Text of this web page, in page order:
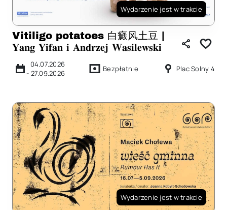
Wydarzenie jest w trakcie
Vitiligo potatoes 白癜⻛土豆 |
𝐘𝐚𝐧𝐠 𝐘𝐢𝐟𝐚𝐧 𝐢 𝐀𝐧𝐝𝐫𝐳𝐞𝐣 𝐖𝐚𝐬𝐢𝐥𝐞𝐰𝐬𝐤𝐢
04.07.2026
- 27.09.2026 Bezpłatnie Plac Solny 4
Wydarzenie jest w trakcie